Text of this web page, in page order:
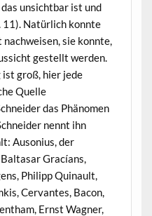
unsichtbar ist und
11). Natürlich konnte
sie konnte,
gestellt werden.
ist groß, hier jede
Quelle
das Phänomen
nennt ihn
Ausonius, der
Gracíans,
Philipp Quinault,
Cervantes, Bacon,
Ernst Wagner,